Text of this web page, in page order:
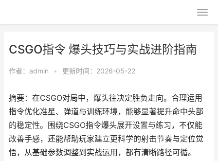
CSGO指令 爆头技巧与实战进阶指南
作者： admin • 更新时间：2026-05-22
摘要：在CSGO对局中，爆头往决定胜负走向。合理运用
指令优化准星、弹道与训练环境，能够显著提升命中头部
的稳定性。围绕CSGO指令爆头展开设置与练习，不仅能
改善手感，还能帮助玩家建立更科学的射击节奏与定位觉
悟，从基础参数调整到实战运用，都有清晰路径可循。